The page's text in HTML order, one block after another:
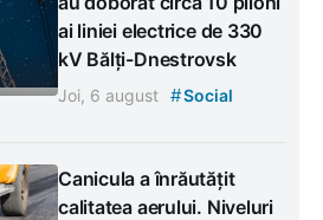
ai liniei electrice de 330
kV Bălți-Dnestrovsk
Joi, 6 august #Social
Canicula a înrăutățit
calitatea aerului. Niveluri